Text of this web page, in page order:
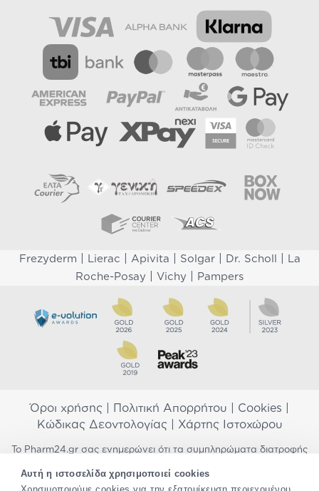
Αυτή η ιστοσελίδα χρησιμοποιεί cookies
Frezyderm Lierac Apivita Solgar| Dr. Scholl
La
Roche-Posay
Vichy Pampers
Όροι χρήσης Πολιτική Απορρήτου Cookies
Κώδικας Δεοντολογίας| Χάρτης Ιστοχώρου
Το Pharm24.gr σας ενημερώνει ότι τα συμπληρώματα διατροφής
προορίζονται για την πρόληψη, αγωγή ή θεραπεία ανθρώπινης
νόσου. Συμβουλευτείτε τον γιατρό σας εάν είστε έγκυος,